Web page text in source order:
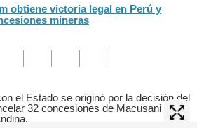
obtiene victoria legal en Perú y
mineras